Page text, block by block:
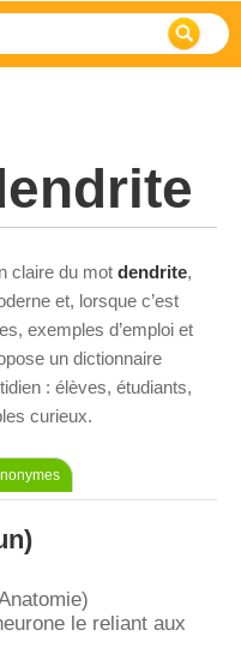
claire du mot dendrite,
et, lorsque c’est
exemples d’emploi et
un dictionnaire
: élèves, étudiants,
curieux.
le reliant aux